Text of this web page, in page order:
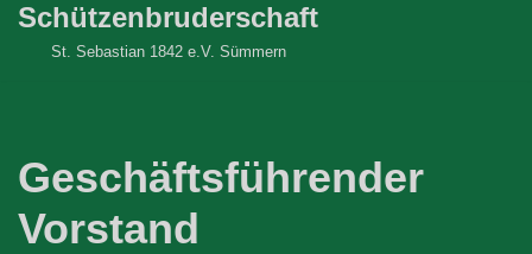
Schützenbruderschaft
St. Sebastian 1842 e.V. Sümmern
Geschäftsführender
Vorstand